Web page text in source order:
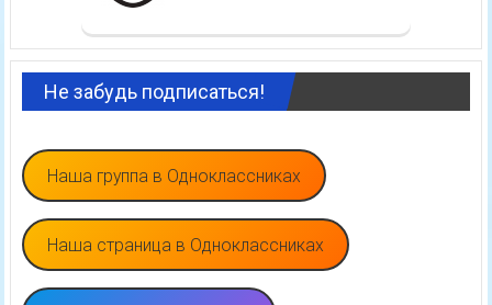
Не забудь подписаться!
Наша группа в Одноклассниках
Наша страница в Одноклассниках